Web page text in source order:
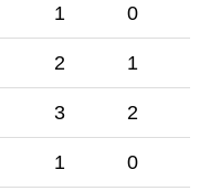
1 0
2 1
3 2
1 0